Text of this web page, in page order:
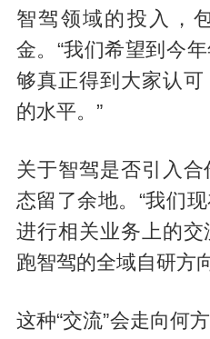
智驾领域的投入，
金。“我们希望到今
够真正得到大家认
的水平。”
关于智驾是否引入
态留了余地。“我们
进行相关业务上的
跑智驾的全域自研方
这种“交流”会走向何